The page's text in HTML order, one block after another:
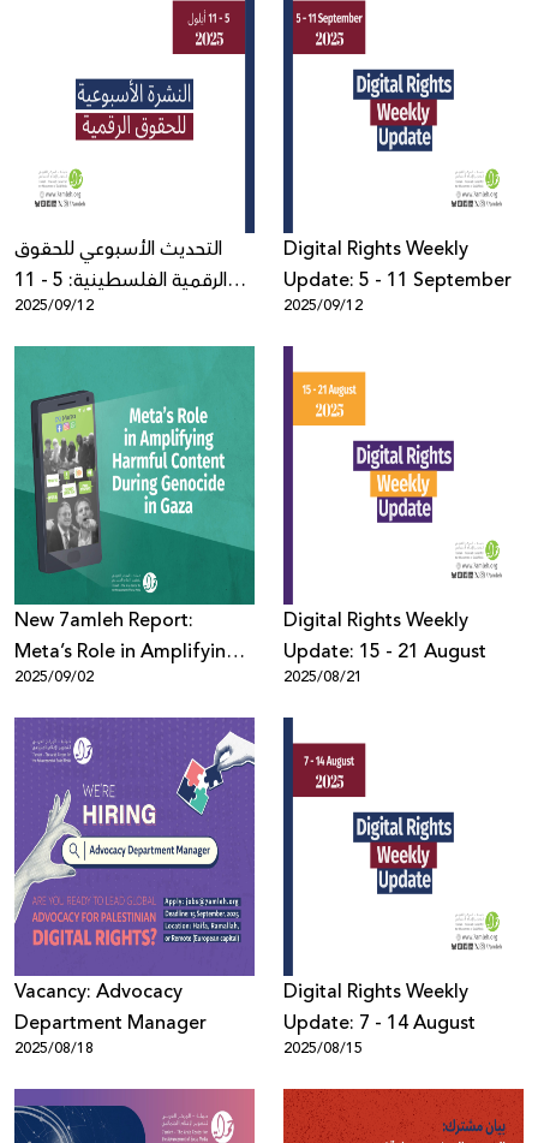
التحديث الأسبوعي للحقوق
الرقمية الفلسطينية: 5 - 11
أيلول
2025/09/12
Digital Rights Weekly
Update: 5 - 11 September
2025/09/12
New 7amleh Report:
Meta’s Role in Amplifying
Harmful Content Against
Palestinians During
Genocide in Gaza
2025/09/02
Digital Rights Weekly
Update: 15 - 21 August
2025/08/21
Vacancy: Advocacy
Department Manager
2025/08/18
Digital Rights Weekly
Update: 7 - 14 August
2025/08/15